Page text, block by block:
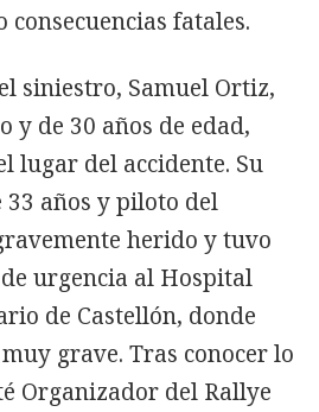
fatales.
siniestro, Samuel Ortiz,
y de 30 años de edad,
lugar del accidente. Su
años y piloto del
herido y tuvo
urgencia al Hospital
de Castellón, donde
grave. Tras conocer lo
Organizador del Rallye